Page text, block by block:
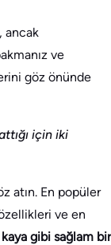
ancak
ve
göz önünde
için iki
atın. En popüler
ve en
gibi sağlam bir